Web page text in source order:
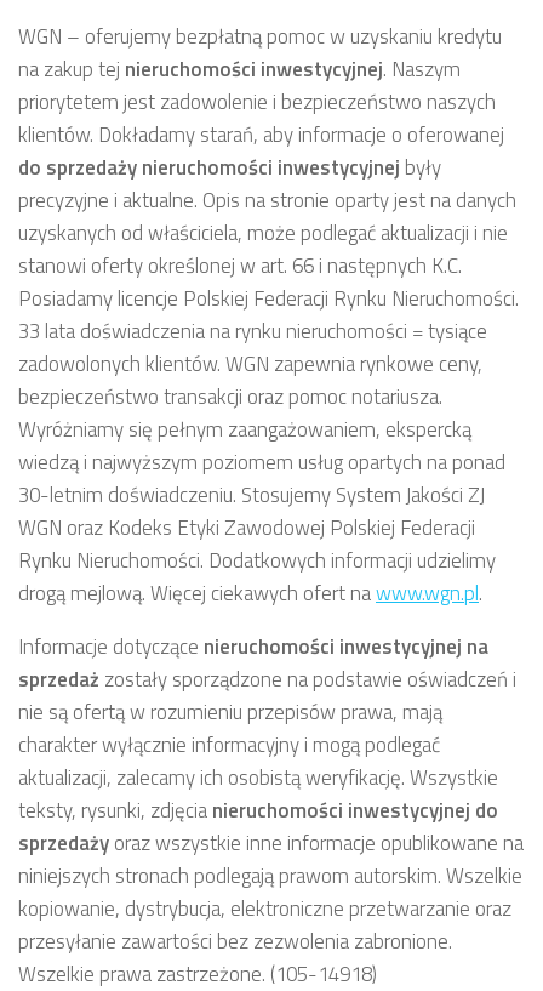
WGN – oferujemy bezpłatną pomoc w uzyskaniu kredytu
na zakup tej nieruchomości inwestycyjnej. Naszym
priorytetem jest zadowolenie i bezpieczeństwo naszych
klientów. Dokładamy starań, aby informacje o oferowanej
do sprzedażynieruchomości inwestycyjnej były
precyzyjne i aktualne. Opis na stronie oparty jest na danych
uzyskanych od właściciela, może podlegać aktualizacji i nie
stanowi oferty określonej w art. 66 i następnych K.C.
Posiadamy licencje Polskiej Federacji Rynku Nieruchomości.
33 lata doświadczenia na rynku nieruchomości = tysiące
zadowolonych klientów. WGN zapewnia rynkowe ceny,
bezpieczeństwo transakcji oraz pomoc notariusza.
Wyróżniamy się pełnym zaangażowaniem, ekspercką
wiedzą i najwyższym poziomem usług opartych na ponad
30-letnim doświadczeniu. Stosujemy System Jakości ZJ
WGN oraz Kodeks Etyki Zawodowej Polskiej Federacji
Rynku Nieruchomości. Dodatkowych informacji udzielimy
drogą mejlową. Więcej ciekawych ofert nawww.wgn.pl.
Informacje dotyczące nieruchomości inwestycyjnej na
sprzedaż zostały sporządzone na podstawie oświadczeń i
nie są ofertą w rozumieniu przepisów prawa, mają
charakter wyłącznie informacyjny i mogą podlegać
aktualizacji, zalecamy ich osobistą weryfikację. Wszystkie
teksty, rysunki, zdjęcianieruchomości inwestycyjnej do
sprzedażyoraz wszystkie inne informacje opublikowane na
niniejszych stronach podlegają prawom autorskim. Wszelkie
kopiowanie, dystrybucja, elektroniczne przetwarzanie oraz
przesyłanie zawartości bez zezwolenia zabronione.
Wszelkie prawa zastrzeżone. (105-14918)